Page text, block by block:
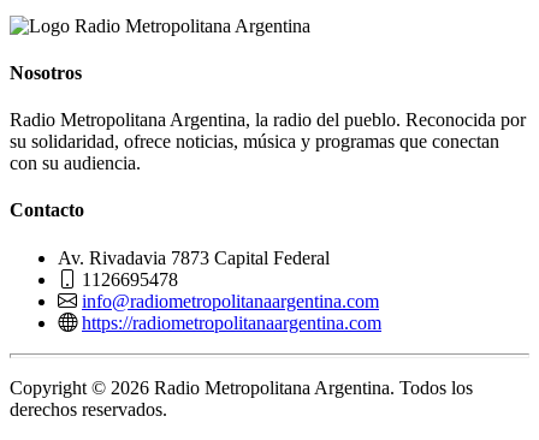
Nosotros
Radio Metropolitana Argentina, la radio del pueblo. Reconocida por
su solidaridad, ofrece noticias, música y programas que conectan
con su audiencia.
Contacto
Av. Rivadavia 7873 Capital Federal
1126695478
info@radiometropolitanaargentina.com
https://radiometropolitanaargentina.com
Copyright © 2026 Radio Metropolitana Argentina. Todos los
derechos reservados.